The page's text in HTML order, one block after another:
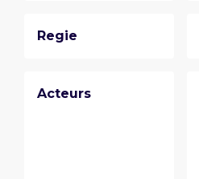
Regie
Acteurs